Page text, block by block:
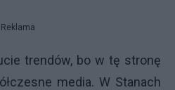
Reklama
trendów, bo w tę stronę
media. W Stanach